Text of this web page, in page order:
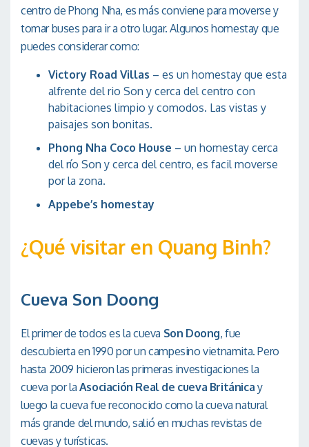
centro de Phong Nha, es más conviene para moverse y
tomar buses para ir a otro lugar. Algunos homestay que
puedes considerar como:
Victory Road Villas – es un homestay que esta
alfrente del rio Son y cerca del centro con
habitaciones limpio y comodos. Las vistas y
paisajes son bonitas.
Phong Nha Coco House – un homestay cerca
del río Son y cerca del centro, es facil moverse
por la zona.
Appebe’s homestay
¿Qué visitar en Quang Binh?
Cueva Son Doong
El primer de todos es la cueva Son Doong, fue
descubierta en 1990 por un campesino vietnamita. Pero
hasta 2009 hicieron las primeras investigaciones la
cueva por la Asociación Real de cueva Británica y
luego la cueva fue reconocido como la cueva natural
más grande del mundo, salió en muchas revistas de
cuevas y turísticas.